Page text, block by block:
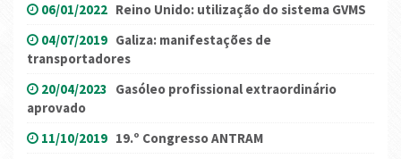
06/01/2022 Reino Unido: utilização do sistema GVMS
04/07/2019 Galiza: manifestações de
transportadores
20/04/2023 Gasóleo profissional extraordinário
aprovado
11/10/2019 19.º Congresso ANTRAM